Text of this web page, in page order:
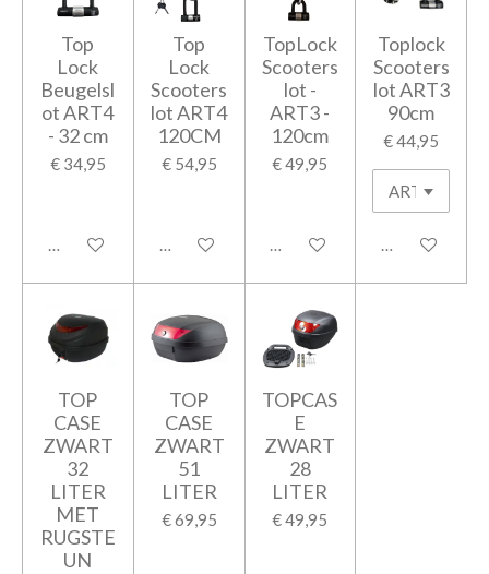
Top
Lock
Beugelsl
ot ART4
- 32 cm
€ 34,95
In winkelwagen
Top
Lock
Scooters
lot ART4
120CM
€ 54,95
In winkelwagen
TopLock
Scooters
lot -
ART3 -
120cm
€ 49,95
In winkelwagen
Toplock
Scooters
lot ART3
90cm
€ 44,95
In
TOP
CASE
ZWART
32
LITER
MET
RUGSTE
UN
TOP
CASE
ZWART
51
LITER
€ 69,95
TOPCAS
E
ZWART
28
LITER
€ 49,95